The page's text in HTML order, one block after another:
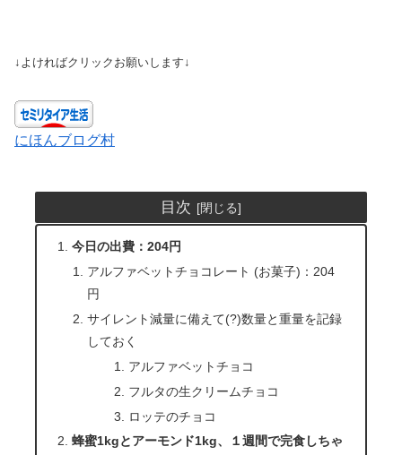
↓よければクリックお願いします↓
にほんブログ村
目次
今日の出費：204円
アルファベットチョコレート (お菓子)：204
円
サイレント減量に備えて(?)数量と重量を記録
しておく
アルファベットチョコ
フルタの生クリームチョコ
ロッテのチョコ
蜂蜜1kgとアーモンド1kg、１週間で完食しちゃ